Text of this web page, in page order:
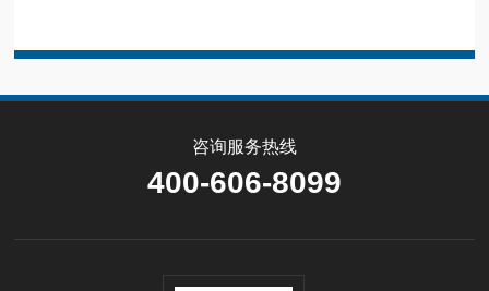
咨询服务热线
400-606-8099